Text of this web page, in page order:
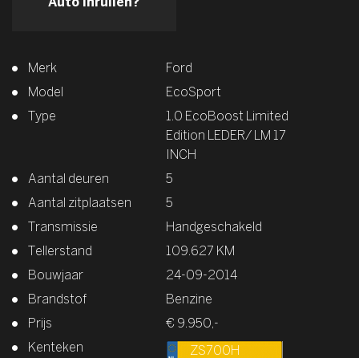
Auto inruilen?
Merk
Ford
Model
EcoSport
Type
1.0 EcoBoost Limited
Edition LEDER/ LM 17
INCH
Aantal deuren
5
Aantal zitplaatsen
5
Transmissie
Handgeschakeld
Tellerstand
109.627 KM
Bouwjaar
24-09-2014
Brandstof
Benzine
Prijs
€ 9.950,-
Kenteken
ZS700H